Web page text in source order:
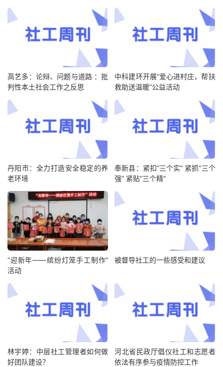
高艺多：论辩、问题与道路 ：批
判性本土社会工作之反思
中科建环开展“爱心进村庄，帮扶
救助送温暖”公益活动
丹阳市：全力打造安全稳定的养
老环境
奉新县：紧扣“三个实” 紧抓“三个
强” 紧贴“三个精”
“迎新年——缤纷灯笼手工制作”
活动
被督导社工的一些感受和建议
林宇婷：中层社工管理者如何做
好团队建设？
河北省民政厅倡仪社工和志愿者
依法有序参与疫情防控工作